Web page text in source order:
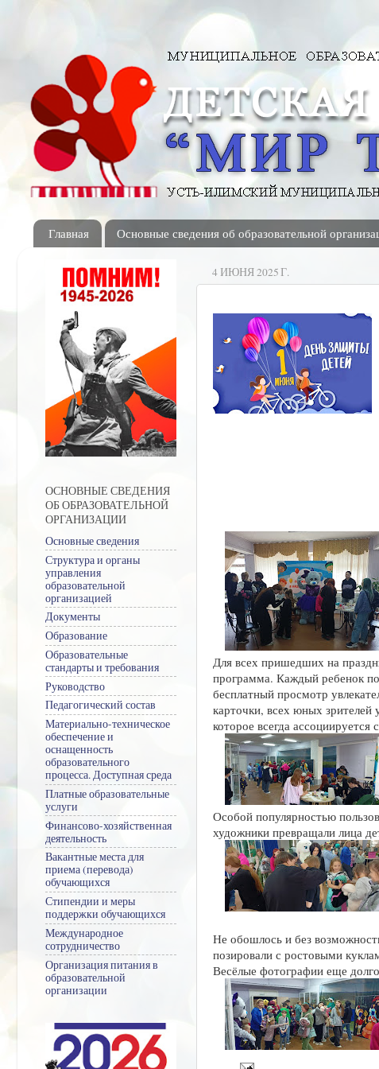
Главная Основные сведения об образовательной
4 ИЮНЯ 2025 Г.
Для всех пришедших на
программа. Каждый ребенок
бесплатный просмотр
карточки, всех юных
которое всегда ассоциируется
Особой популярностью
художники превращали лица
Не обошлось и без
позировали с ростовыми
Весёлые фотографии еще
ОСНОВНЫЕ СВЕДЕНИЯ
ОБ ОБРАЗОВАТЕЛЬНОЙ
ОРГАНИЗАЦИИ
Основные сведения
Структура и органы
управления
образовательной
организацией
Документы
Образование
Образовательные
стандарты и требования
Руководство
Педагогический состав
Материально-техническое
обеспечение и
оснащенность
образовательного
процесса. Доступная среда
Платные образовательные
услуги
Финансово-хозяйственная
деятельность
Вакантные места для
приема (перевода)
обучающихся
Стипендии и меры
поддержки обучающихся
Международное
сотрудничество
Организация питания в
образовательной
организации